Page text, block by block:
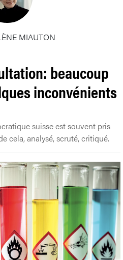
MIAUTON
beaucoup
inconvénients
suisse est souvent pris
cela, analysé, scruté, critiqué.